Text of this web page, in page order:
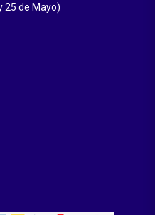
25 de Mayo)